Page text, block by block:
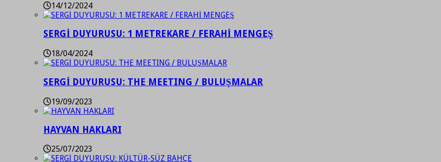
14/12/2024
SERGİ DUYURUSU: 1 METREKARE / FERAHİ MENGEŞ
18/04/2024
SERGİ DUYURUSU: THE MEETING / BULUŞMALAR
19/09/2023
HAYVAN HAKLARI
25/07/2023